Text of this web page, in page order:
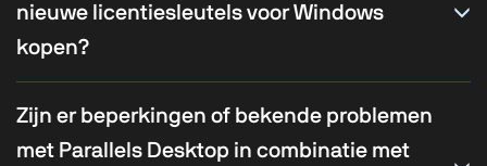
nieuwe licentiesleutels voor Windows
kopen?
Zijn er beperkingen of bekende problemen
met Parallels Desktop in combinatie met